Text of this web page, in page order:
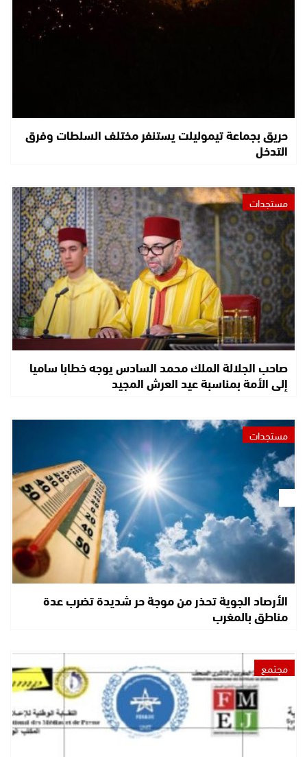
حريق بجماعة تيموليلت يستنفر مختلف السلطات وفرق
التدخل
مستجدات
صاحب الجلالة الملك محمد السادس يوجه خطابا ساميا
إلى الأمة بمناسبة عيد العرش المجيد
مستجدات
الأرصاد الجوية تحذر من موجة حر شديدة تضرب عدة
مناطق بالمغرب
مجتمع